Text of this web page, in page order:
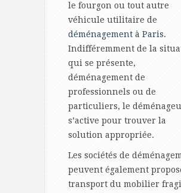
le fourgon ou tout autre
véhicule utilitaire de
déménagement à Paris.
Indifféremment de la
qui se présente,
déménagement de
professionnels ou de
particuliers, le
s’active pour trouver la
solution appropriée.
Les sociétés de
peuvent également
transport du mobilier